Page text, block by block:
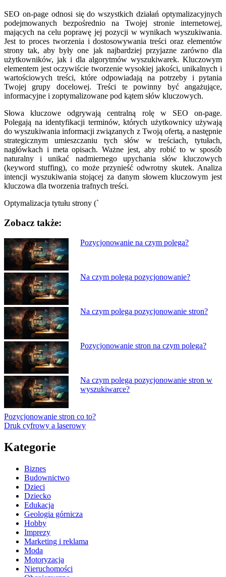
SEO on-page odnosi się do wszystkich działań optymalizacyjnych
podejmowanych bezpośrednio na Twojej stronie internetowej,
mających na celu poprawę jej pozycji w wynikach wyszukiwania.
Jest to proces tworzenia i dostosowywania treści oraz elementów
strony tak, aby były one jak najbardziej przyjazne zarówno dla
użytkowników, jak i dla algorytmów wyszukiwarek. Kluczowym
elementem jest oczywiście tworzenie wysokiej jakości, unikalnych i
wartościowych treści, które odpowiadają na potrzeby i pytania
Twojej grupy docelowej. Treści te powinny być angażujące,
informacyjne i zoptymalizowane pod kątem słów kluczowych.
Słowa kluczowe odgrywają centralną rolę w SEO on-page.
Polegają na identyfikacji terminów, których użytkownicy używają
do wyszukiwania informacji związanych z Twoją ofertą, a następnie
strategicznym umieszczaniu tych słów w treściach, tytułach,
nagłówkach i meta opisach. Ważne jest, aby robić to w sposób
naturalny i unikać nadmiernego upychania słów kluczowych
(keyword stuffing), co może przynieść odwrotny skutek. Analiza
intencji wyszukiwania stojącej za danym słowem kluczowym jest
kluczowa dla tworzenia trafnych treści.
Optymalizacja tytułu strony (`
Zobacz także:
Pozycjonowanie na czym polega?
Na czym polega pozycjonowanie?
Na czym polega pozycjonowanie stron?
Pozycjonowanie stron na czym polega?
Na czym polega pozycjonowanie stron w
wyszukiwarce?
Nawigacja
wpisu
Pozycjonowanie stron co to?
Druk cyfrowy a laserowy
Kategorie
Biznes
Budownictwo
Dzieci
Dziecko
Edukacja
Geologia górnicza
Hobby
Imprezy
Marketing i reklama
Moda
Motoryzacja
Nieruchomości